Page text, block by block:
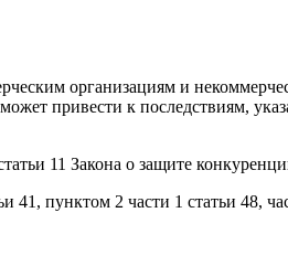
организациям и
привести к последствиям,
11 Закона о защите
пунктом 2 части 1 статьи 48,